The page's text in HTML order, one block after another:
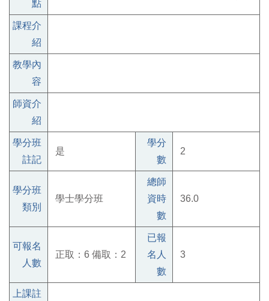
點
課程介
紹
教學內
容
師資介
紹
學分班
註記
是
學分
數
2
學分班
類別
學士學分班
總師
資時
數
36.0
可報名
人數
正取：6 備取：2
已報
名人
數
3
上課註